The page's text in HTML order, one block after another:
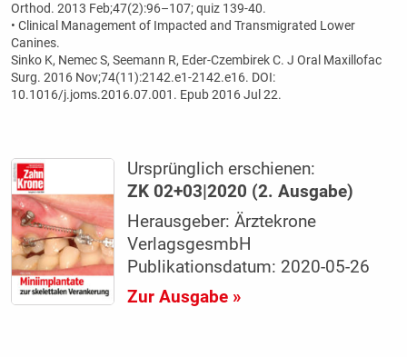
Orthod. 2013 Feb;47(2):96–107; quiz 139-40.
• Clinical Management of Impacted and Transmigrated Lower
Canines.
Sinko K, Nemec S, Seemann R, Eder-Czembirek C. J Oral Maxillofac
Surg. 2016 Nov;74(11):2142.e1-2142.e16. DOI:
10.1016/j.joms.2016.07.001. Epub 2016 Jul 22.
Ursprünglich erschienen:
ZK 02+03|2020 (2. Ausgabe)
Herausgeber: Ärztekrone
VerlagsgesmbH
Publikationsdatum: 2020-05-26
Zur Ausgabe »